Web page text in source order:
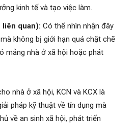
kinh tế và tạo việc làm.
liên quan): Có thể nhìn nhận đây
không bị giới hạn quá chặt chẽ
mảng nhà ở xã hội hoặc phát
nhà ở xã hội, KCN và KCX là
pháp kỹ thuật về tín dụng mà
về an sinh xã hội, phát triển